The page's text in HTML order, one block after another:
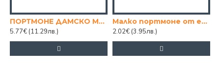
ПОРТМОНЕ ДАМСКО МИКС ЦВЕТОВЕ
5.77€ (11.29лв.)
Малко портмоне от естествена кожа 10/8см.
2.02€ (3.95лв.)